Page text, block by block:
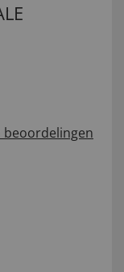
beoordelingen